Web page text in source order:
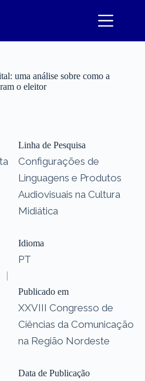
uma análise sobre como a
o eleitor
|
Linha de Pesquisa
Configurações de
Linguagens e Produtos
Audiovisuais na Cultura
Midiática
Idioma
PT
Publicado em
XXVIII Congresso de
Ciências da Comunicação
na Região Nordeste
Data de Publicação